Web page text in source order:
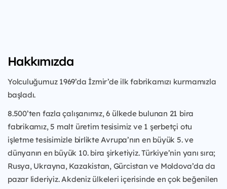
Hakkımızda
Yolculuğumuz 1969’da İzmir’de ilk fabrikamızı kurmamızla
başladı.
8.500’ten fazla çalışanımız, 6 ülkede bulunan 21 bira
fabrikamız, 5 malt üretim tesisimiz ve 1 şerbetçi otu
işletme tesisimizle birlikte Avrupa’nın en büyük 5. ve
dünyanın en büyük 10. bira şirketiyiz. Türkiye’nin yanı sıra;
Rusya, Ukrayna, Kazakistan, Gürcistan ve Moldova’da da
pazar lideriyiz. Akdeniz ülkeleri içerisinde en çok beğenilen